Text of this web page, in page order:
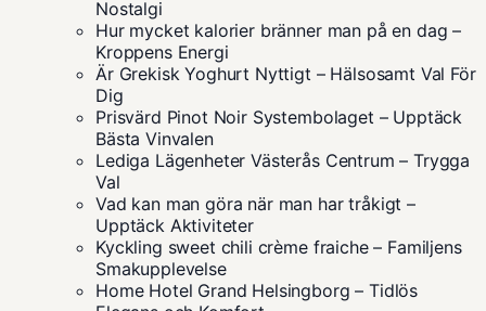
Nostalgi
Hur mycket kalorier bränner man på en dag –
Kroppens Energi
Är Grekisk Yoghurt Nyttigt – Hälsosamt Val För
Dig
Prisvärd Pinot Noir Systembolaget – Upptäck
Bästa Vinvalen
Lediga Lägenheter Västerås Centrum – Trygga
Val
Vad kan man göra när man har tråkigt –
Upptäck Aktiviteter
Kyckling sweet chili crème fraiche – Familjens
Smakupplevelse
Home Hotel Grand Helsingborg – Tidlös